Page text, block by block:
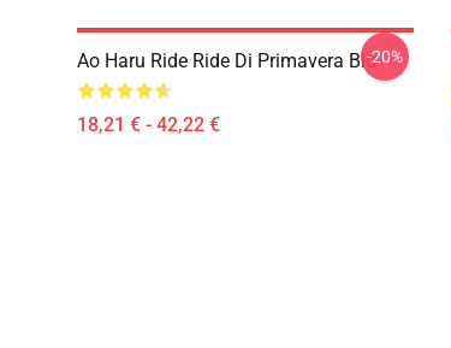
Ao Haru Ride Ride Di Primavera Blu
18,21 € - 42,22 €
-20%